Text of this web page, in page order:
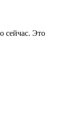
сейчас. Это